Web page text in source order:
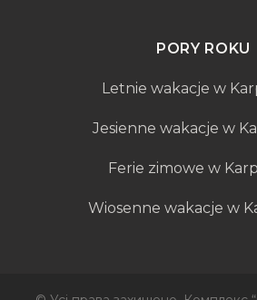
PORY ROKU
Letnie wakacje w
Jesienne wakacje w
Ferie zimowe w
Wiosenne wakacje w